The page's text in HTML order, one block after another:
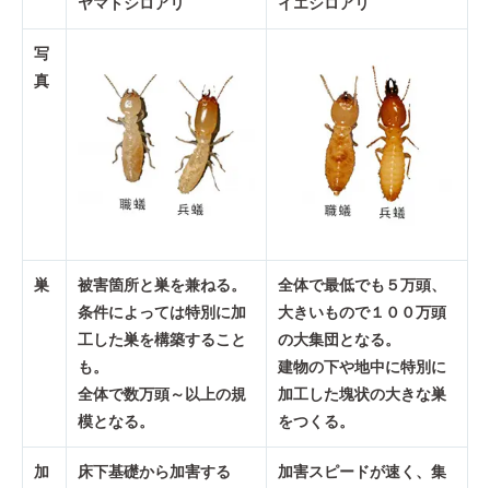
写
真
巣
被害箇所と巣を兼ねる。
条件によっては特別に加
工した巣を構築すること
も。
全体で数万頭～以上の規
模となる。
全体で最低でも５万頭、
大きいもので１００万頭
の大集団となる。
建物の下や地中に特別に
加工した塊状の大きな巣
をつくる。
加
床下基礎から加害する
加害スピードが速く、集